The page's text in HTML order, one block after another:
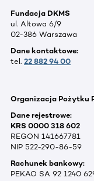
Fundacja DKMS
ul. Altowa 6/9
02-386 Warszawa
Dane kontaktowe:
tel. 22 882 94 00
Organizacja Pożytku
Dane rejestrowe:
KRS 0000 318 602
REGON 141667781
NIP 522-290-86-59
Rachunek bankowy:
PEKAO SA 92 1240